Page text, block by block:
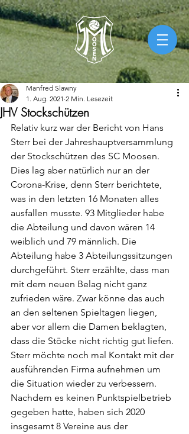
JHV Stockschützen
Manfred Slawny
1. Aug. 2021 2 Min. Lesezeit
Relativ kurz war der Bericht von Hans
Sterr bei der Jahreshauptversammlung
der Stockschützen des SC Moosen.
Dies lag aber natürlich nur an der
Corona-Krise, denn Sterr berichtete,
was in den letzten 16 Monaten alles
ausfallen musste. 93 Mitglieder habe
die Abteilung und davon wären 14
weiblich und 79 männlich. Die
Abteilung habe 3 Abteilungssitzungen
durchgeführt. Sterr erzählte, dass man
mit dem neuen Belag nicht ganz
zufrieden wäre. Zwar könne das auch
an den seltenen Spieltagen liegen,
aber vor allem die Damen beklagten,
dass die Stöcke nicht richtig gut liefen.
Sterr möchte noch mal Kontakt mit der
ausführenden Firma aufnehmen um
die Situation wieder zu verbessern.
Nachdem es keinen Punktspielbetrieb
gegeben hatte, haben sich 2020
insgesamt 8 Vereine aus der